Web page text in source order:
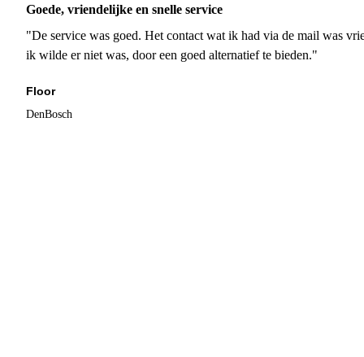
Goede, vriendelijke en snelle service
"De service was goed. Het contact wat ik had via de mail was
ik wilde er niet was, door een goed alternatief te bieden."
Floor
DenBosch